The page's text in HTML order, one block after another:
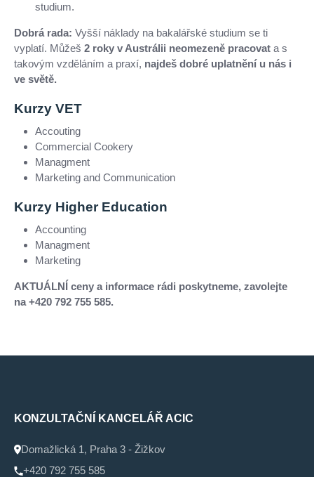
studium.
Dobrá rada: Vyšší náklady na bakalářské studium se ti
vyplatí. Můžeš 2 roky v Austrálii neomezeně pracovat a s
takovým vzděláním a praxí, najdeš dobré uplatnění u nás i
ve světě.
Kurzy VET
Accouting
Commercial Cookery
Managment
Marketing and Communication
Kurzy Higher Education
Accounting
Managment
Marketing
AKTUÁLNÍ ceny a informace rádi poskytneme, zavolejte
na +420 792 755 585.
KONZULTAČNÍ KANCELÁŘ ACIC
Domažlická 1, Praha 3 - Žižkov
+420 792 755 585